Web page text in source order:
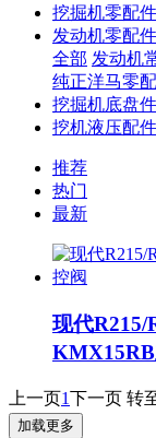
挖掘机零配件
发动机零配件
全部 发动机
纯正洋马零
挖掘机底盘件
挖机液压配件
推荐
热门
最新
现代R215/
上一页1下一页 转
加载更多